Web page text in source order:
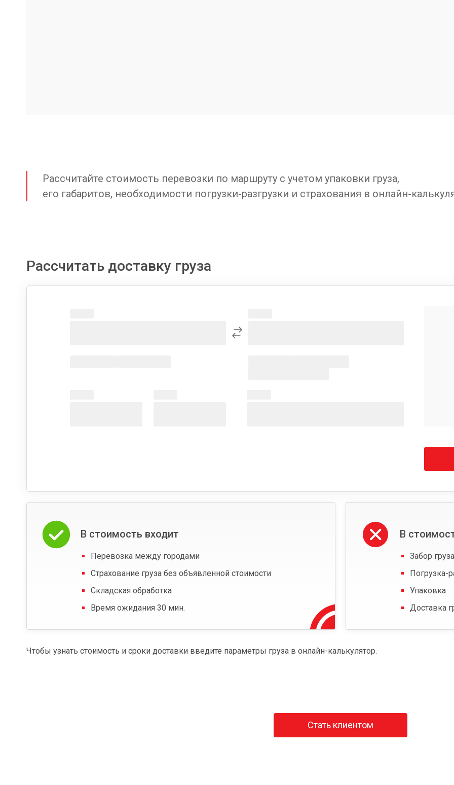
Рассчитайте стоимость перевозки по маршруту с учетом упаковки груза,
его габаритов, необходимости погрузки-разгрузки и страхования в онлайн-
Рассчитать доставку груза
В стоимость входит
Перевозка между городами
Страхование груза без объявленной стоимости
Складская обработка
Время ожидания 30 мин.
В
Забор
Погрузка-
Упаковка
Доставка
Чтобы узнать стоимость и сроки доставки введите параметры груза в онлайн-калькулятор.
Стать клиентом